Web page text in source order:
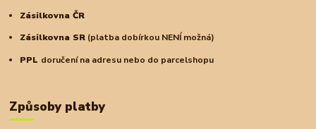
Zásilkovna ČR
Zásilkovna SR (platba dobírkou NENÍ možná)
PPL doručení na adresu nebo do parcelshopu
Způsoby platby